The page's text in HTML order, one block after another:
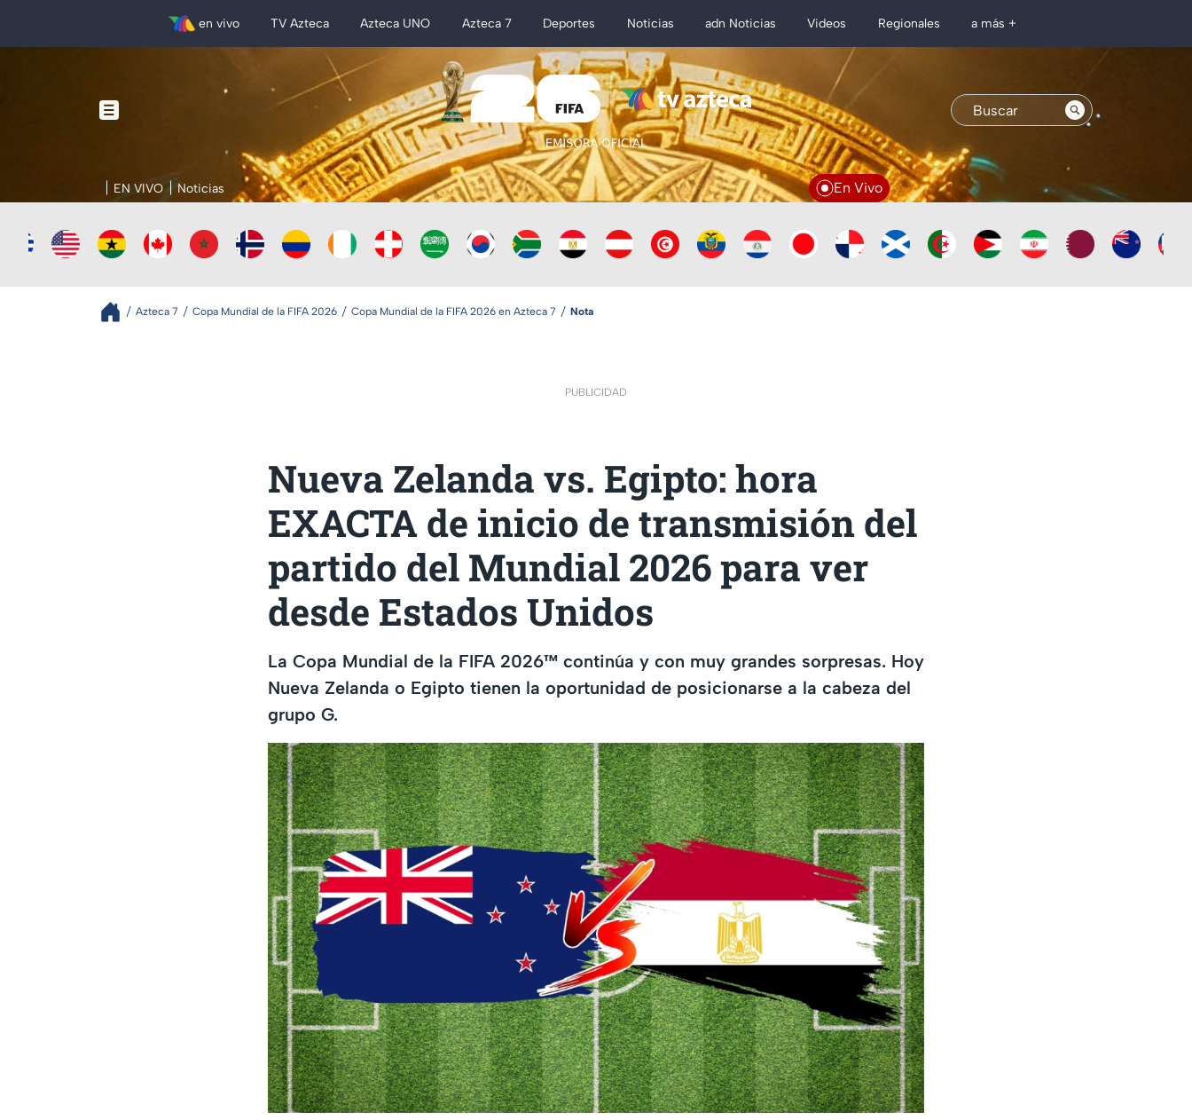
en vivo TV Azteca Azteca UNO Azteca 7 Deportes Noticias adn Noticias Videos Regionales a más +
EN VIVO Noticias En Vivo
Azteca 7 Copa Mundial de la FIFA 2026 Copa Mundial de la FIFA 2026 en Azteca 7 Nota
PUBLICIDAD
Nueva Zelanda vs. Egipto: hora
EXACTA de inicio de transmisión del
partido del Mundial 2026 para ver
desde Estados Unidos
La Copa Mundial de la FIFA 2026™ continúa y con muy grandes sorpresas. Hoy
Nueva Zelanda o Egipto tienen la oportunidad de posicionarse a la cabeza del
grupo G.